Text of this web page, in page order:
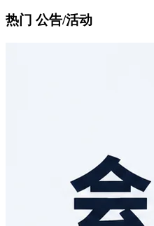
热门 公告/活动